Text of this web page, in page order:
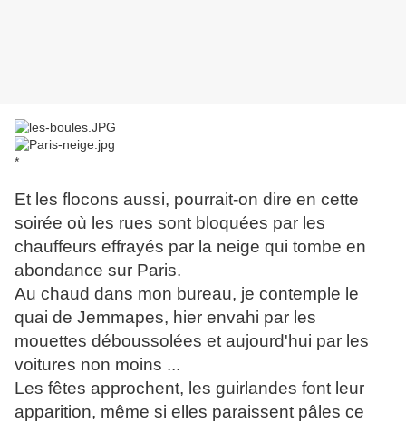
*
Et les flocons aussi, pourrait-on dire en cette
soirée où les rues sont bloquées par les
chauffeurs effrayés par la neige qui tombe en
abondance sur Paris.
Au chaud dans mon bureau, je contemple le
quai de Jemmapes, hier envahi par les
mouettes déboussolées et aujourd'hui par les
voitures non moins ...
Les fêtes approchent, les guirlandes font leur
apparition, même si elles paraissent pâles ce